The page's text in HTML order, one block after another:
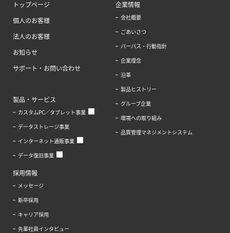
トップページ
個人のお客様
法人のお客様
お知らせ
サポート・お問い合わせ
製品・サービス
カスタムPC／タブレット事業
データストレージ事業
インターネット通販事業
データ復旧事業
企業情報
会社概要
ごあいさつ
パーパス・行動指針
企業理念
沿革
製品ヒストリー
グループ企業
環境への取り組み
品質管理マネジメントシステム
採用情報
メッセージ
新卒採用
キャリア採用
先輩社員インタビュー